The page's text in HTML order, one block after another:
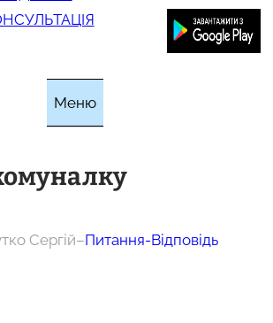
Меню
Сергій–Питання-Відповідь